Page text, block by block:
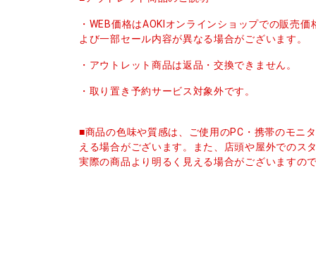
・WEB価格はAOKIオンラインショップでの販売
よび一部セール内容が異なる場合がございます。
・アウトレット商品は返品・交換できません。
・取り置き予約サービス対象外です。
■商品の色味や質感は、ご使用のPC・携帯のモニ
える場合がございます。また、店頭や屋外でのス
実際の商品より明るく見える場合がございますの